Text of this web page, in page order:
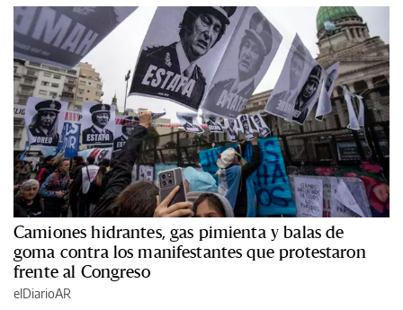
Camiones hidrantes, gas pimienta y balas de
goma contra los manifestantes que protestaron
frente al Congreso
elDiarioAR